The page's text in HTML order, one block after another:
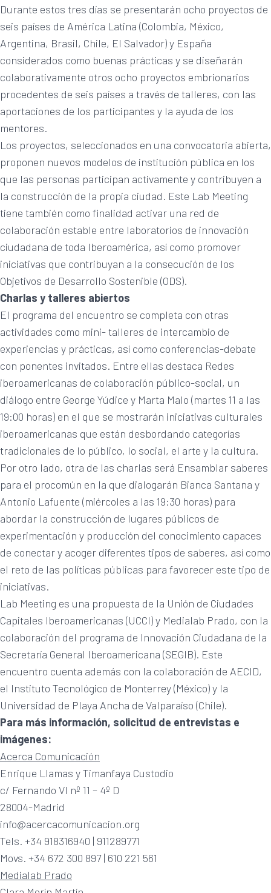
Durante estos tres días se presentarán ocho proyectos de
seis países de América Latina (Colombia, México,
Argentina, Brasil, Chile, El Salvador) y España
considerados como buenas prácticas y se diseñarán
colaborativamente otros ocho proyectos embrionarios
procedentes de seis países a través de talleres, con las
aportaciones de los participantes y la ayuda de los
mentores.
Los proyectos, seleccionados en una convocatoria abierta,
proponen nuevos modelos de institución pública en los
que las personas participan activamente y contribuyen a
la construcción de la propia ciudad. Este Lab Meeting
tiene también como finalidad activar una red de
colaboración estable entre laboratorios de innovación
ciudadana de toda Iberoamérica, así como promover
iniciativas que contribuyan a la consecución de los
Objetivos de Desarrollo Sostenible (ODS).
Charlas y talleres abiertos
El programa del encuentro se completa con otras
actividades como mini- talleres de intercambio de
experiencias y prácticas, así como conferencias-debate
con ponentes invitados. Entre ellas destaca Redes
iberoamericanas de colaboración público-social, un
diálogo entre George Yúdice y Marta Malo (martes 11 a las
19:00 horas) en el que se mostrarán iniciativas culturales
iberoamericanas que están desbordando categorías
tradicionales de lo público, lo social, el arte y la cultura.
Por otro lado, otra de las charlas será Ensamblar saberes
para el procomún en la que dialogarán Bianca Santana y
Antonio Lafuente (miércoles a las 19:30 horas) para
abordar la construcción de lugares públicos de
experimentación y producción del conocimiento capaces
de conectar y acoger diferentes tipos de saberes, así como
el reto de las políticas públicas para favorecer este tipo de
iniciativas.
Lab Meeting es una propuesta de la Unión de Ciudades
Capitales Iberoamericanas (UCCI) y Medialab Prado, con la
colaboración del programa de Innovación Ciudadana de la
Secretaría General Iberoamericana (SEGIB). Este
encuentro cuenta además con la colaboración de AECID,
el Instituto Tecnológico de Monterrey (México) y la
Universidad de Playa Ancha de Valparaíso (Chile).
Para más información, solicitud de entrevistas e
imágenes:
Acerca Comunicación
Enrique Llamas y Timanfaya Custodio
c/ Fernando VI nº 11 – 4º D
28004-Madrid
info@acercacomunicacion.org
Tels. +34 918316940 | 911289771
Movs. +34 672 300 897 | 610 221 561
Medialab Prado